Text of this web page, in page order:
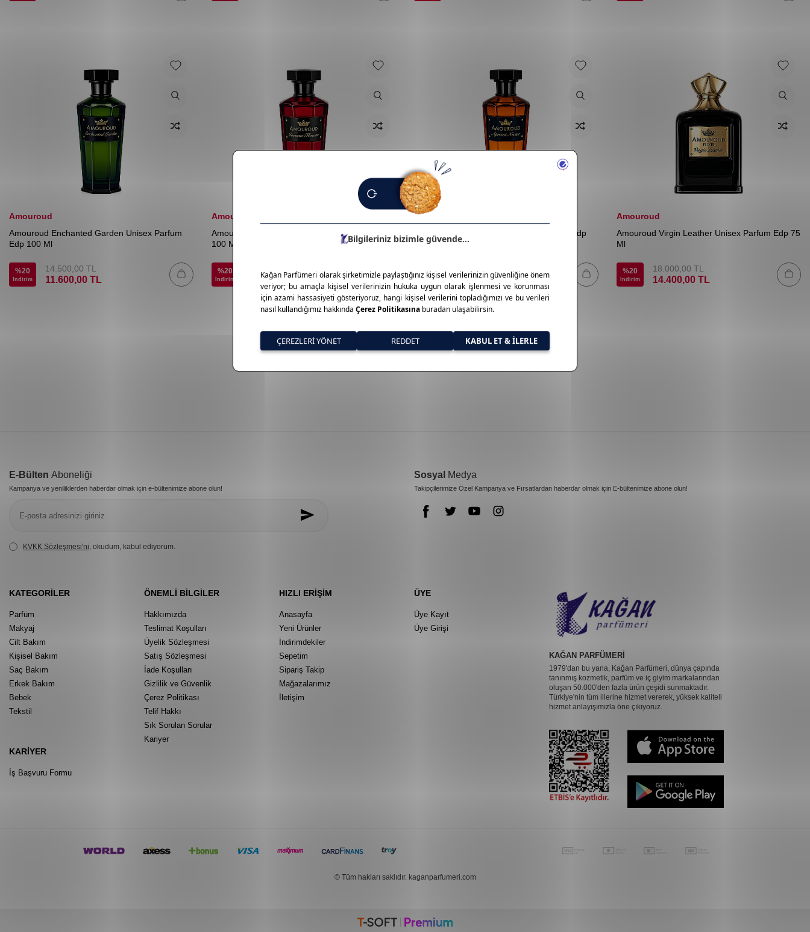
Amouroud
Amouroud Enchanted Garden Unisex Parfum
Edp 100 Ml
%20
İndirim
14.500,00 TL
11.600,00 TL
Amouroud
Amouroud Carissa Flower Unisex Parfum Edp
100 Ml
%20
İndirim 11.600,00TL
Amouroud
Amouroud Apricot Nectar Unisex Parfum Edp
100 Ml
20
İndirim 11.600,00TL
Amouroud
Amouroud Virgin Leather Unisex Parfum Edp 75
Ml
%20
İndirim
18.000,00 TL
14.400,00 TL
Toplam8ürün bulunmaktadır.
E-Bülten Aboneliği
Kampanya ve yeniliklerden haberdar olmak için e-bültenimize abone olun!
KVKK Sözleşmesi'ni , okudum, kabul ediyorum.
Sosyal Medya
Takipçilerimize Özel Kampanya ve Fırsatlardan haberdar olmak için E-bültenimize abone olun!
KATEGORILER
Parfüm
Makyaj
Cilt Bakım
Kişisel Bakım
Saç Bakım
Erkek Bakım
Bebek
Tekstil
ÖNEMLI BILGILER
Hakkımızda
Teslimat Koşulları
Üyelik Sözleşmesi
Satış Sözleşmesi
İade Koşulları
Gizlilik ve Güvenlik
Çerez Politikası
Telif Hakkı
Sık Sorulan Sorular
Kariyer
HIZLI ERIŞIM
Anasayfa
Yeni Ürünler
İndirimdekiler
Sepetim
Sipariş Takip
Mağazalarımız
İletişim
ÜYE
Üye Kayıt
Üye Girişi
KARIYER
İş Başvuru Formu
KAĞAN PARFÜMERİ
1979'dan bu yana, Kağan Parfümeri, dünya çapında
tanınmış kozmetik, parfüm ve iç giyim markalarından
oluşan 50.000'den fazla ürün çeşidi sunmaktadır.
Türkiye'nin tüm illerine hizmet vererek, yüksek kaliteli
hizmet anlayışımızla öne çıkıyoruz.
© Tüm hakları saklıdır. kaganparfumeri.com